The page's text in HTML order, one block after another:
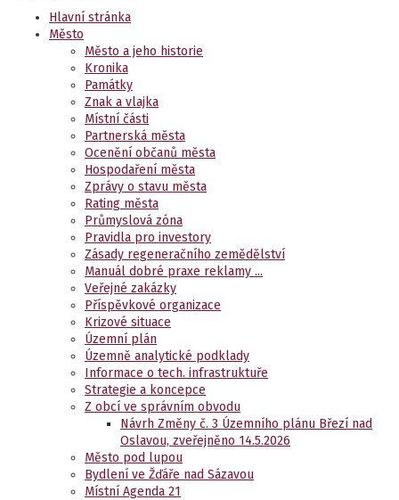
Hlavní stránka
Město
Město a jeho historie
Kronika
Památky
Znak a vlajka
Místní části
Partnerská města
Ocenění občanů města
Hospodaření města
Zprávy o stavu města
Rating města
Průmyslová zóna
Pravidla pro investory
Zásady regeneračního zemědělství
Manuál dobré praxe reklamy ...
Veřejné zakázky
Příspěvkové organizace
Krizové situace
Územní plán
Územně analytické podklady
Informace o tech. infrastruktuře
Strategie a koncepce
Z obcí ve správním obvodu
Návrh Změny č. 3 Územního plánu Březí nad
Oslavou, zveřejněno 14.5.2026
Město pod lupou
Bydlení ve Žďáře nad Sázavou
Místní Agenda 21